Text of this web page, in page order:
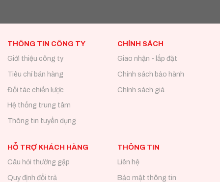
THÔNG TIN CÔNG TY
Giới thiệu công ty
Tiêu chí bán hàng
Đối tác chiến lược
Hệ thống trung tâm
Thông tin tuyển dụng
CHÍNH SÁCH
Giao nhận - lắp đặt
Chính sách bảo hành
Chính sách giá
HỖ TRỢ KHÁCH HÀNG
Câu hỏi thường gặp
Quy định đổi trả
THÔNG TIN
Liên hệ
Bảo mật thông tin